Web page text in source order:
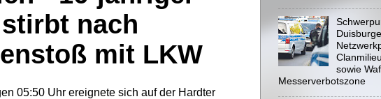
nach
mit LKW
05:50 Uhr ereignete sich auf der Hardter
sowie
Messerverbotszone